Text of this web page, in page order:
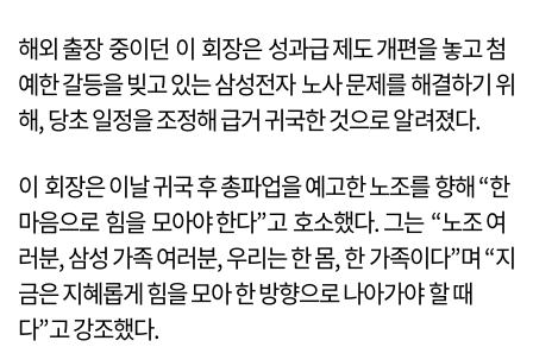
해외 출장 중이던 이 회장은 성과급 제도 개편을 놓고 첨
예한 갈등을 빚고 있는 삼성전자 노사 문제를 해결하기 위
해, 당초 일정을 조정해 급거 귀국한 것으로 알려졌다.
이 회장은 이날 귀국 후 총파업을 예고한 노조를 향해 “한
마음으로 힘을 모아야 한다”고 호소했다. 그는 “노조 여
러분, 삼성 가족 여러분, 우리는 한 몸, 한 가족이다”며 “지
금은 지혜롭게 힘을 모아 한 방향으로 나아가야 할 때
다”고 강조했다.